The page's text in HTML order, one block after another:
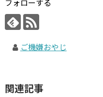
フォローする
ご機嫌おやじ
関連記事